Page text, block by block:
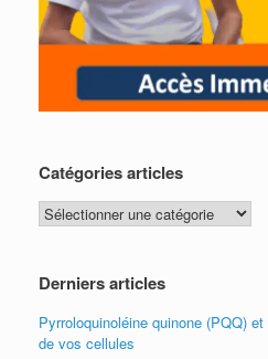
Catégories articles
Catégories
articles
Derniers articles
Pyrroloquinoléine quinone (PQQ)
de vos cellules